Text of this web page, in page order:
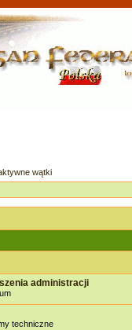
wątki
administracji
techniczne